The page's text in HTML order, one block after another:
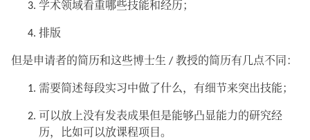
学术领域看重哪些技能和经历；
排版
但是申请者的简历和这些博士生 / 教授的简历有几点不同：
需要简述每段实习中做了什么，有细节来突出技能；
可以放上没有发表成果但是能够凸显能力的研究经
历，比如可以放课程项目。